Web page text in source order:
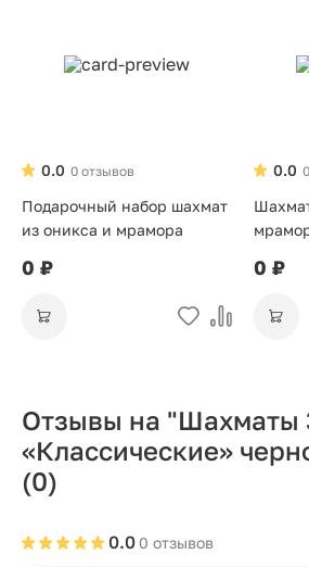
0 отзывов
0.0
Подарочный набор шахмат
из оникса и мрамора
0 ₽
0.0
0 ₽
Отзывы на "Шахматы
«Классические»
(0)
0 отзывов
0.0